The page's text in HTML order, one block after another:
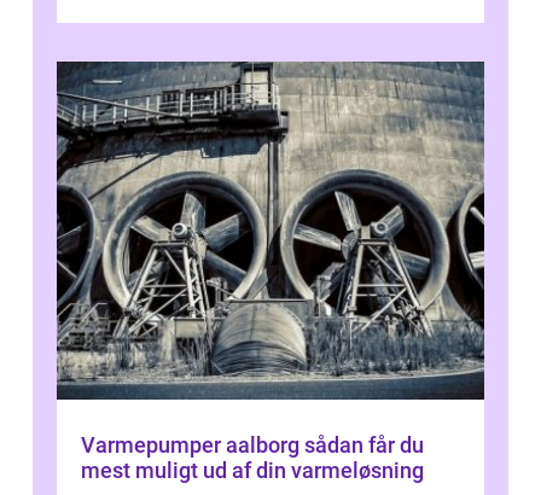
Varmepumper aalborg sådan får du
mest muligt ud af din varmeløsning